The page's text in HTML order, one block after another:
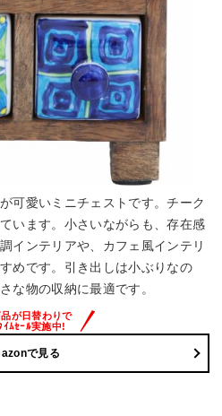
可愛いミニチェストです。チーク
います。小さいながらも、存在感
インテリアや、カフェ風インテリ
めです。引き出しは小ぶりなの
な物の収納に最適です。
で見る